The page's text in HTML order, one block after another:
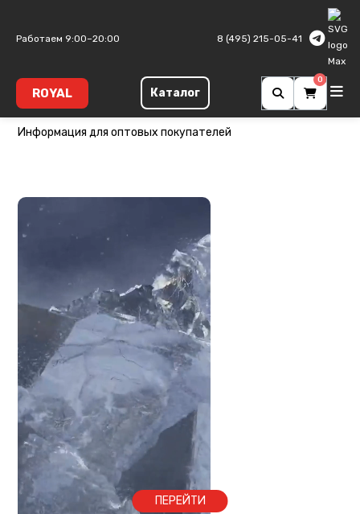
Работаем 9:00–20:00 8 (495) 215-05-41
ROYAL Каталог
0
Оптовым покупателям
Информация для оптовых покупателей
ПЕРЕЙТИ